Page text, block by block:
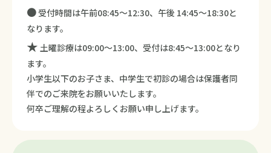
● 受付時間は午前08:45～12:30、午後 14:45～18:30と
なります。
★ 土曜診療は09:00～13:00、受付は8:45～13:00となり
ます。
小学生以下のお子さま、中学生で初診の場合は保護者同
伴でのご来院をお願いいたします。
何卒ご理解の程よろしくお願い申し上げます。